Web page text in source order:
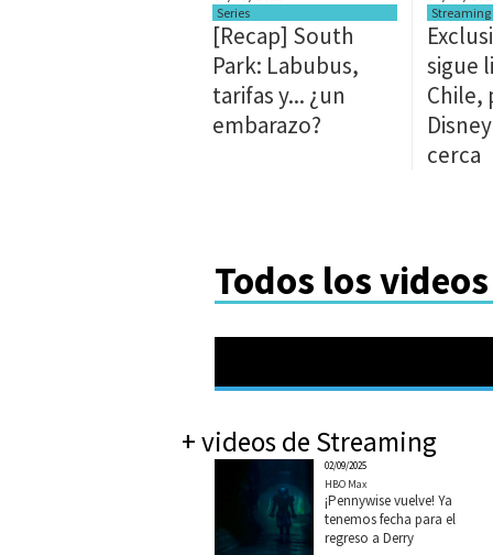
Series
[Recap] South
Park: Labubus,
tarifas y... ¿un
embarazo?
Streaming
sigue
Chile,
cerca
Todos los
+ videos de Streaming
02/09/2025
HBO Max
¡Pennywise vuelve! Ya
tenemos fecha para el
regreso a Derry